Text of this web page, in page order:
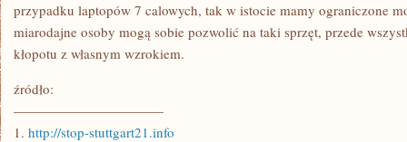
przypadku laptopów 7 calowych, tak w istocie mamy ograniczone
miarodajne osoby mogą sobie pozwolić na taki sprzęt, przede
kłopotu z własnym wzrokiem.
źródło:
———————————
1. http://stop-stuttgart21.info